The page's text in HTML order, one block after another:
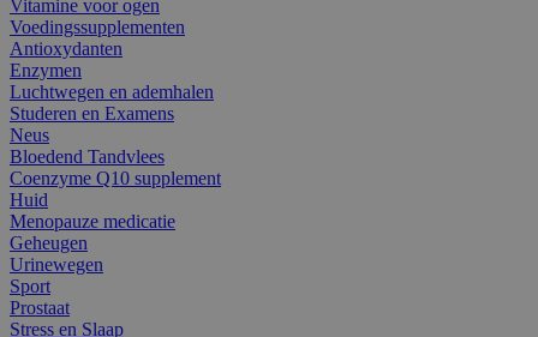
Vitamine voor ogen
Voedingssupplementen
Antioxydanten
Enzymen
Luchtwegen en ademhalen
Studeren en Examens
Neus
Bloedend Tandvlees
Coenzyme Q10 supplement
Huid
Menopauze medicatie
Geheugen
Urinewegen
Sport
Prostaat
Stress en Slaap